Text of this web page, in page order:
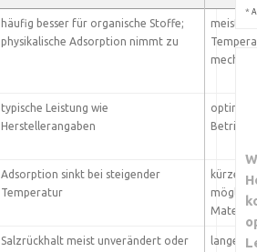
häufig besser für organische Stoffe;
physikalische Adsorption nimmt zu
meist
typische Leistung wie
Herstellerangaben
optimale
Adsorption sinkt bei steigender
Temperatur
kürzere
möglich;
Salzrückhalt meist unverändert oder
lange
*